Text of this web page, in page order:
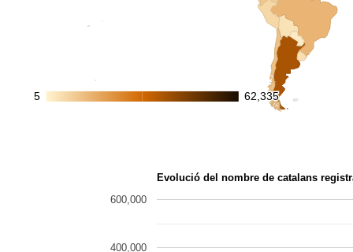
5
5 62,335
62,335
Evolució del nombre de catalans
400,000
600,000